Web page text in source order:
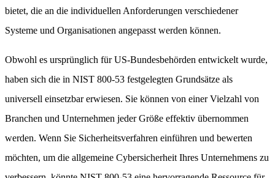
bietet, die an die individuellen Anforderungen verschiedener
Systeme und Organisationen angepasst werden können.
Obwohl es ursprünglich für US-Bundesbehörden entwickelt wurde,
haben sich die in NIST 800-53 festgelegten Grundsätze als
universell einsetzbar erwiesen. Sie können von einer Vielzahl von
Branchen und Unternehmen jeder Größe effektiv übernommen
werden. Wenn Sie Sicherheitsverfahren einführen und bewerten
möchten, um die allgemeine Cybersicherheit Ihres Unternehmens zu